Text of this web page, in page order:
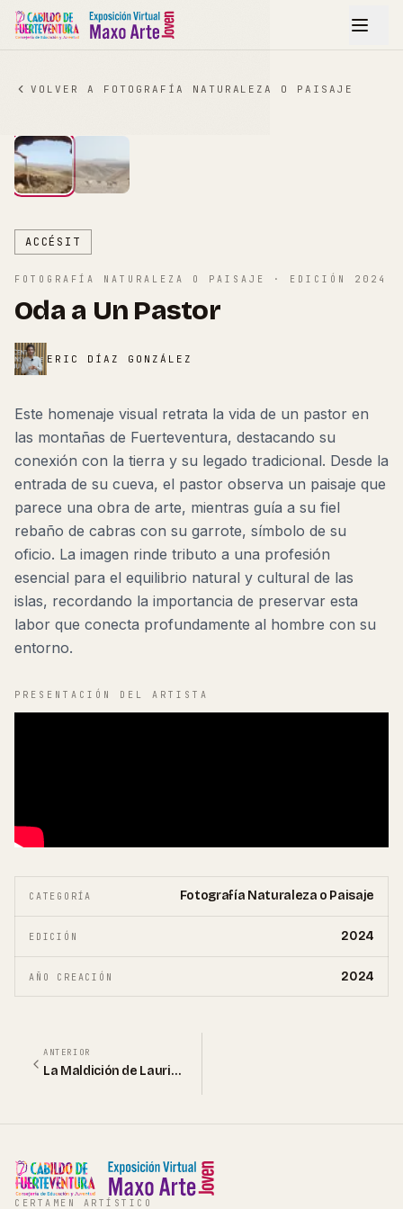
VOLVER A FOTOGRAFÍA NATURALEZA O PAISAJE
1 2
ACCÉSIT
FOTOGRAFÍA NATURALEZA O PAISAJE · EDICIÓN 2024
Oda a Un Pastor
ERIC DÍAZ GONZÁLEZ
Este homenaje visual retrata la vida de un pastor en
las montañas de Fuerteventura, destacando su
conexión con la tierra y su legado tradicional. Desde la
entrada de su cueva, el pastor observa un paisaje que
parece una obra de arte, mientras guía a su fiel
rebaño de cabras con su garrote, símbolo de su
oficio. La imagen rinde tributo a una profesión
esencial para el equilibrio natural y cultural de las
islas, recordando la importancia de preservar esta
labor que conecta profundamente al hombre con su
entorno.
PRESENTACIÓN DEL ARTISTA
CATEGORÍA Fotografía Naturaleza o Paisaje
EDICIÓN 2024
AÑO CREACIÓN 2024
ANTERIOR
La Maldición de Laurinaga
CERTAMEN ARTÍSTICO